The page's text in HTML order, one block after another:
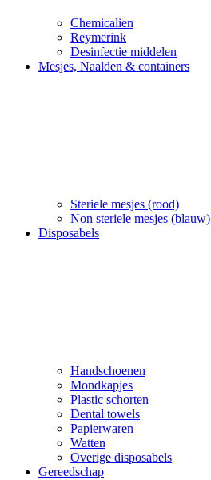
Chemicalien
Reymerink
Desinfectie middelen
Mesjes, Naalden & containers
Steriele mesjes (rood)
Non steriele mesjes (blauw)
Disposabels
Handschoenen
Mondkapjes
Plastic schorten
Dental towels
Papierwaren
Watten
Overige disposabels
Gereedschap